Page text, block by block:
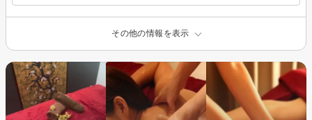
その他の情報を表示